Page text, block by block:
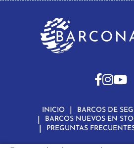
INICIO
BARCOS DE
BARCOS NUEVOS EN
PREGUNTAS